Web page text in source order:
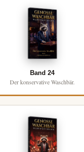
Band 24
Der konservative Waschbär.